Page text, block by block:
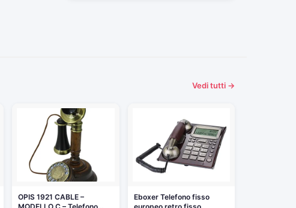
Vedi tutti →
OPIS 1921 CABLE –
Eboxer Telefono fisso